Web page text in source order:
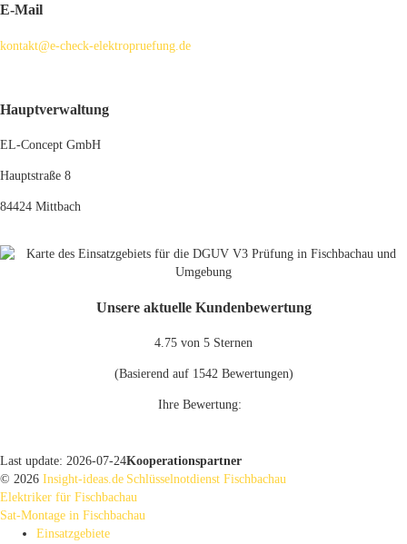
E-Mail
kontakt@e-check-elektropruefung.de
Hauptverwaltung
EL-Concept GmbH
Hauptstraße 8
84424 Mittbach
Unsere aktuelle Kundenbewertung
4.75 von 5 Sternen
(Basierend auf 1542Bewertungen)
Ihre Bewertung:
Last update: 2026-07-24
© 2026 Insight-ideas.de
Kooperationspartner
Schlüsselnotdienst Fischbachau
Elektriker für Fischbachau
Sat-Montage in Fischbachau
Einsatzgebiete